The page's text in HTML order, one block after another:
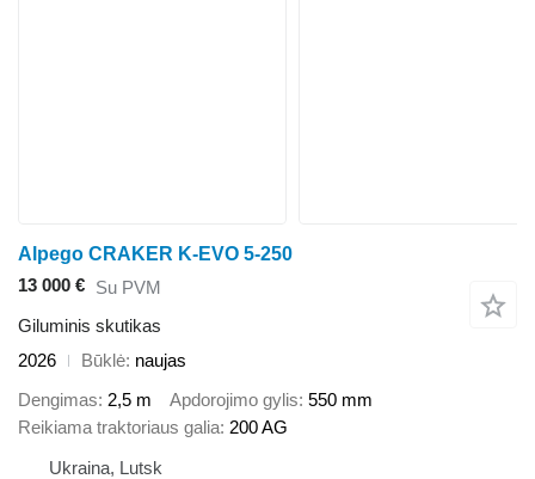
Alpego CRAKER K-EVO 5-250
13 000 € Su PVM
Giluminis skutikas
2026
Būklė naujas
Dengimas 2,5 m Apdorojimo gylis 550 mm
Reikiama traktoriaus galia 200 AG
Ukraina, Lutsk